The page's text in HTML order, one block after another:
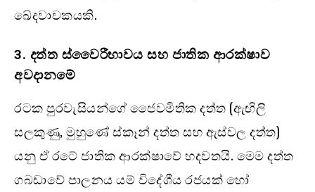
ඛේදවාචකයකි.
3. දත්ත ස්වෛරීභාවය සහ ජාතික ආරක්ෂාව
අවදානමේ
රටක පුරවැසියන්ගේ ජෛවමිතික දත්ත (ඇඟිලි
සලකුණු, මුහුණේ ස්කෑන් දත්ත සහ ඇස්වල දත්ත)
යනු ඒ රටේ ජාතික ආරක්ෂාවේ හදවතයි. මෙම දත්ත
ගබඩාවේ පාලනය යම් විදේශීය රජයක් හෝ